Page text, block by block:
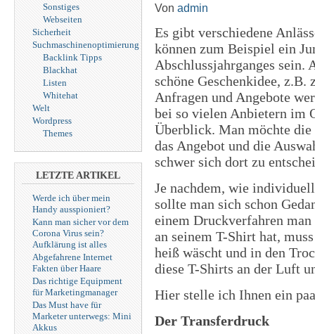
Sonstiges
Webseiten
Sicherheit
Suchmaschinenoptimierung
Backlink Tipps
Blackhat
Listen
Whitehat
Welt
Wordpress
Themes
LETZTE ARTIKEL
Werde ich über mein
Handy ausspioniert?
Kann man sicher vor dem
Corona Virus sein?
Aufklärung ist alles
Abgefahrene Internet
Fakten über Haare
Das richtige Equipment
für Marketingmanager
Das Must have für
Marketer unterwegs: Mini
Akkus
Von admin
Es gibt verschiedene
können zum Beispiel ein
Abschlussjahrganges sein.
schöne Geschenkidee, z.B.
Anfragen und Angebote
bei so vielen Anbietern im
Überblick. Man möchte die
das Angebot und die
schwer sich dort zu
Je nachdem, wie
sollte man sich schon
einem Druckverfahren
an seinem T-Shirt hat,
heiß wäscht und in den
diese T-Shirts an der Luft
Hier stelle ich Ihnen ein
Der Transferdruck